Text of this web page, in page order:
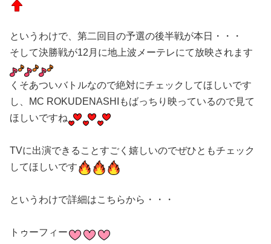
というわけで、第二回目の予選の後半戦が本日・・・
そして決勝戦が12月に地上波メーテレにて放映されます
くそあついバトルなので絶対にチェックしてほしいです
し、MC ROKUDENASHIもばっちり映っているので見て
ほしいですね
TVに出演できることすごく嬉しいのでぜひともチェック
してほしいです
というわけで詳細はこちらから・・・
トゥーフィー